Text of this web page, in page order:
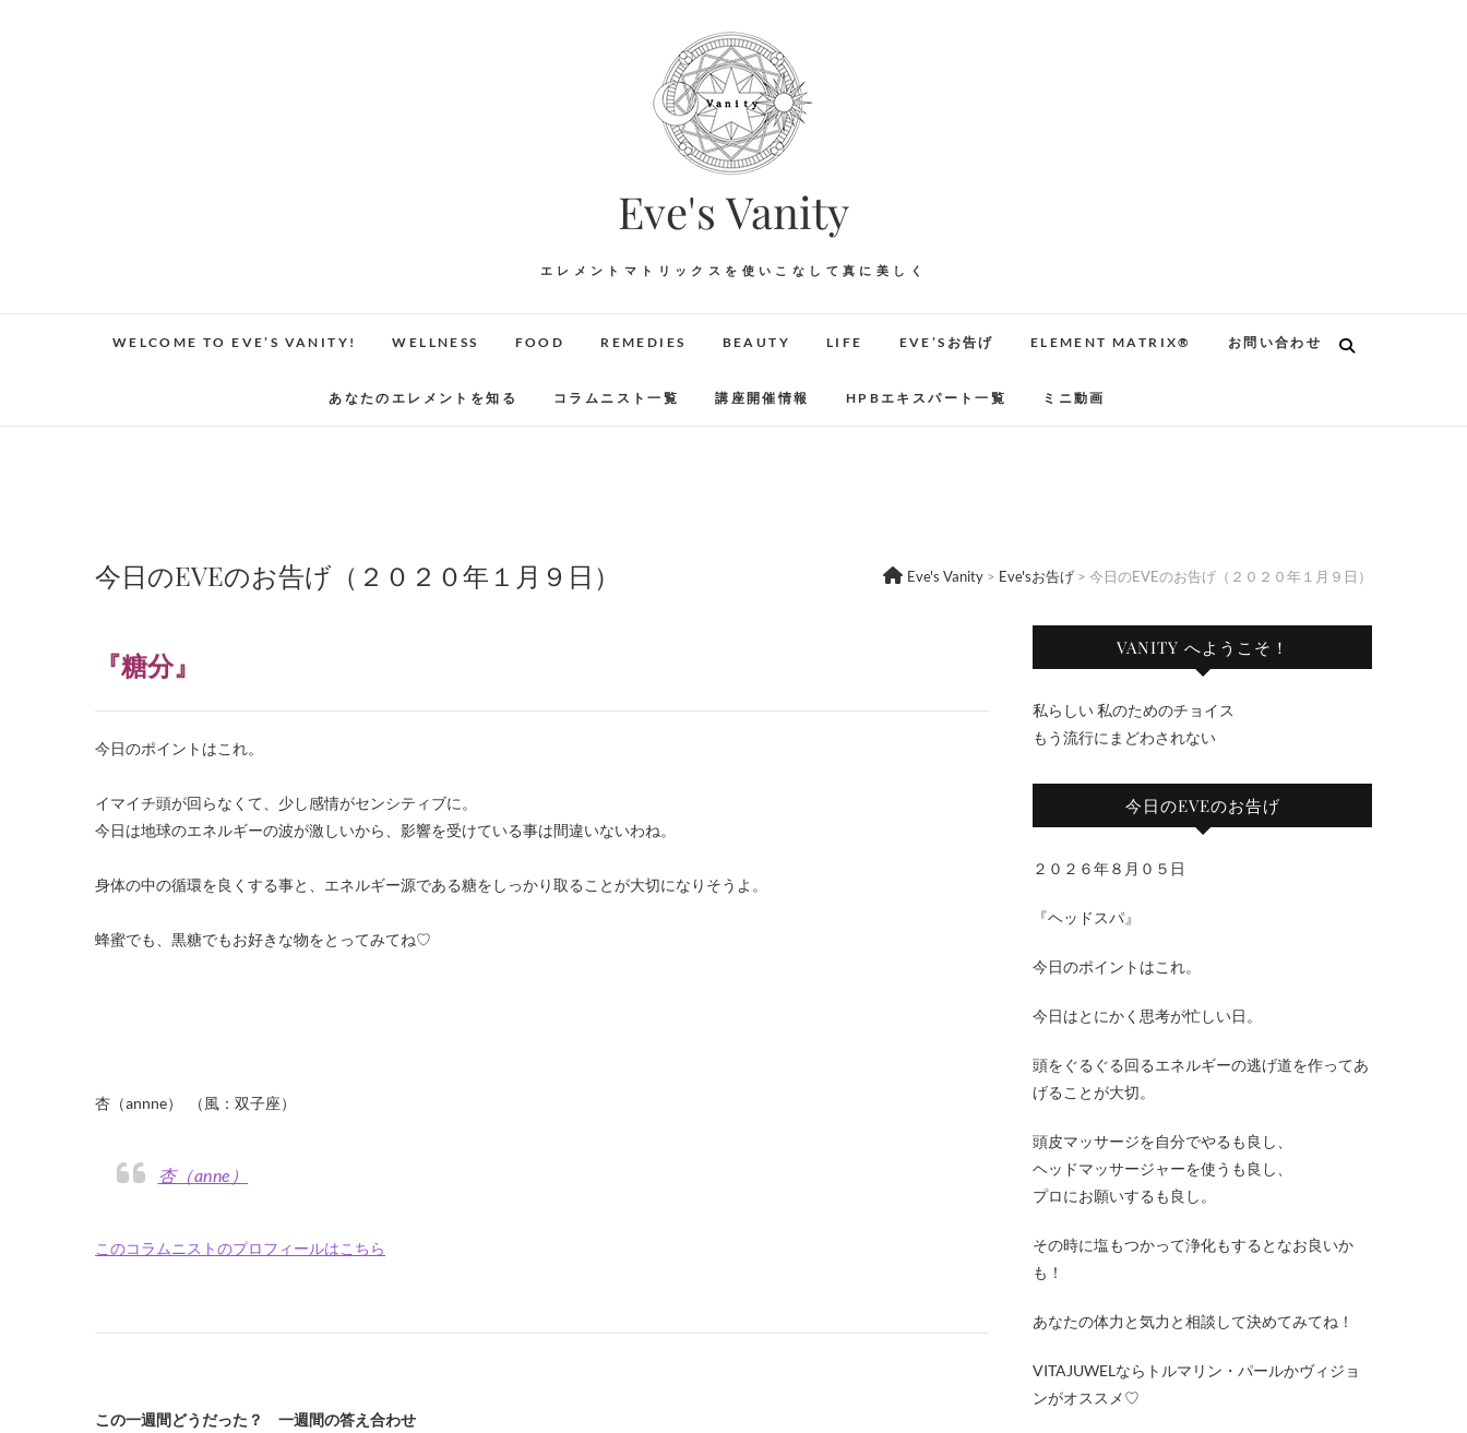
Eve's Vanity
エレメントマトリックスを使いこなして真に美しく
WELCOME TO EVE’S VANITY! WELLNESS FOOD REMEDIES BEAUTY LIFE EVE’Sお告げ ELEMENT MATRIX® お問い合わせ
あなたのエレメントを知る コラムニスト一覧 講座開催情報 HPBエキスパート一覧 ミニ動画
今日のEVEのお告げ（２０２０年１月９日） Eve's Vanity > Eve'sお告げ > 今日のEVEのお告げ（２０２０年１月９日）
『糖分』
今日のポイントはこれ。
イマイチ頭が回らなくて、少し感情がセンシティブに。
今日は地球のエネルギーの波が激しいから、影響を受けている事は間違いないわね。
身体の中の循環を良くする事と、エネルギー源である糖をしっかり取ることが大切になりそうよ。
蜂蜜でも、黒糖でもお好きな物をとってみてね♡
杏（annne） （風：双子座）
杏（anne）
このコラムニストのプロフィールはこちら
この一週間どうだった？ 一週間の答え合わせ
VANITY へようこそ！
私らしい 私のためのチョイス
もう流行にまどわされない
今日のEVEのお告げ
２０２６年８月０５日
『ヘッドスパ』
今日のポイントはこれ。
今日はとにかく思考が忙しい日。
頭をぐるぐる回るエネルギーの逃げ道を作ってあ
げることが大切。
頭皮マッサージを自分でやるも良し、
ヘッドマッサージャーを使うも良し、
プロにお願いするも良し。
その時に塩もつかって浄化もするとなお良いか
も！
あなたの体力と気力と相談して決めてみてね！
VITAJUWELならトルマリン・パールかヴィジョ
ンがオススメ♡